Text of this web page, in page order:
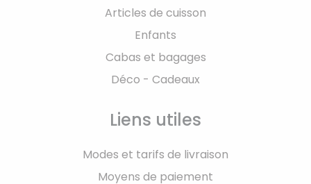
Articles de cuisson
Enfants
Cabas et bagages
Déco - Cadeaux
Liens utiles
Modes et tarifs de livraison
Moyens de paiement